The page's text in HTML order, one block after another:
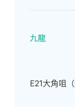
九龍
E21大角咀